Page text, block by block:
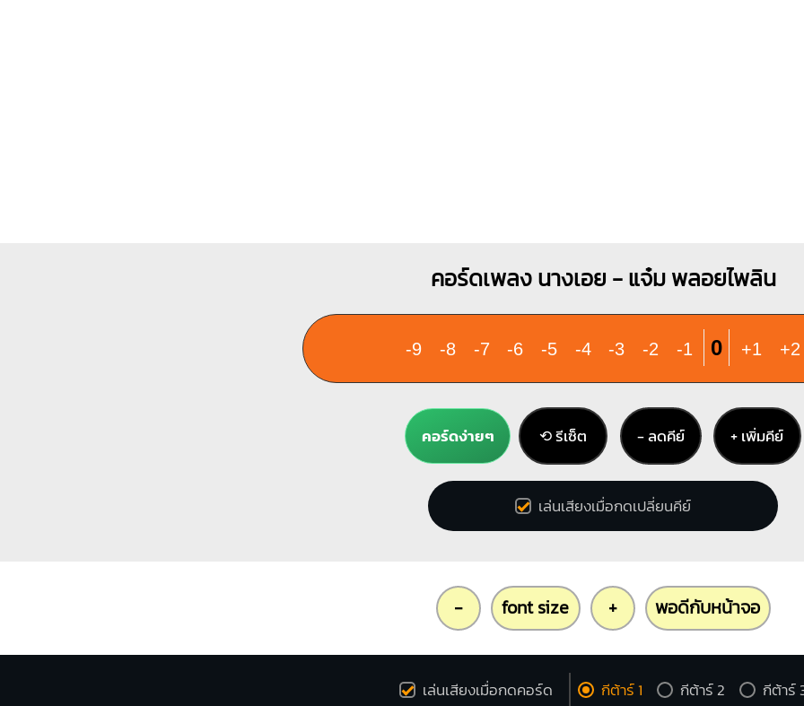
คอร์ดเพลง นางเอย - แจ๋ม พลอยไพลิน
-9 -8 -7 -6 -5 -4 -3 -2 -1 0 +1 +2
คอร์ดง่ายๆ ⟲ รีเซ็ต − ลดคีย์ + เพิ่มคีย์
เล่นเสียงเมื่อกดเปลี่ยนคีย์
- font size + พอดีกับหน้าจอ
เล่นเสียงเมื่อกดคอร์ด กีต้าร์ 1 กีต้าร์ 2 กีต้าร์